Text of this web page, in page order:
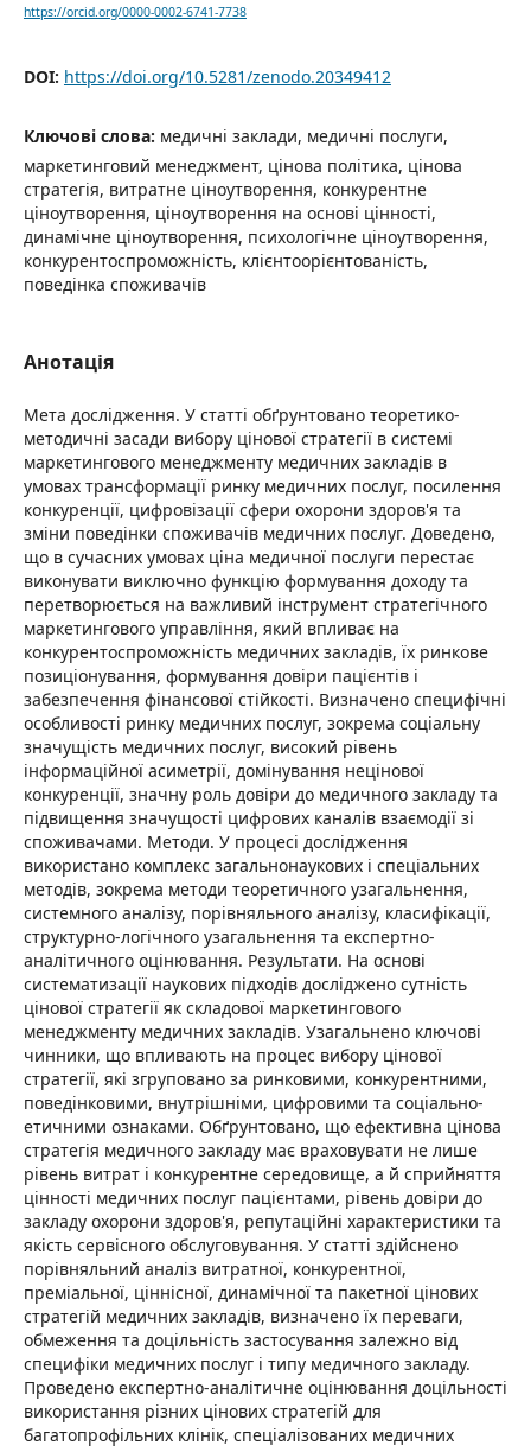
https://orcid.org/0000-0002-6741-7738
DOI: https://doi.org/10.5281/zenodo.20349412
Ключові слова: медичні заклади, медичні послуги,
маркетинговий менеджмент, цінова політика, цінова
стратегія, витратне ціноутворення, конкурентне
ціноутворення, ціноутворення на основі цінності,
динамічне ціноутворення, психологічне ціноутворення,
конкурентоспроможність, клієнтоорієнтованість,
поведінка споживачів
Анотація
Мета дослідження. У статті обґрунтовано теоретико-
методичні засади вибору цінової стратегії в системі
маркетингового менеджменту медичних закладів в
умовах трансформації ринку медичних послуг, посилення
конкуренції, цифровізації сфери охорони здоров'я та
зміни поведінки споживачів медичних послуг. Доведено,
що в сучасних умовах ціна медичної послуги перестає
виконувати виключно функцію формування доходу та
перетворюється на важливий інструмент стратегічного
маркетингового управління, який впливає на
конкурентоспроможність медичних закладів, їх ринкове
позиціонування, формування довіри пацієнтів і
забезпечення фінансової стійкості. Визначено специфічні
особливості ринку медичних послуг, зокрема соціальну
значущість медичних послуг, високий рівень
інформаційної асиметрії, домінування нецінової
конкуренції, значну роль довіри до медичного закладу та
підвищення значущості цифрових каналів взаємодії зі
споживачами. Методи. У процесі дослідження
використано комплекс загальнонаукових і спеціальних
методів, зокрема методи теоретичного узагальнення,
системного аналізу, порівняльного аналізу, класифікації,
структурно-логічного узагальнення та експертно-
аналітичного оцінювання. Результати. На основі
систематизації наукових підходів досліджено сутність
цінової стратегії як складової маркетингового
менеджменту медичних закладів. Узагальнено ключові
чинники, що впливають на процес вибору цінової
стратегії, які згруповано за ринковими, конкурентними,
поведінковими, внутрішніми, цифровими та соціально-
етичними ознаками. Обґрунтовано, що ефективна цінова
стратегія медичного закладу має враховувати не лише
рівень витрат і конкурентне середовище, а й сприйняття
цінності медичних послуг пацієнтами, рівень довіри до
закладу охорони здоров'я, репутаційні характеристики та
якість сервісного обслуговування. У статті здійснено
порівняльний аналіз витратної, конкурентної,
преміальної, ціннісної, динамічної та пакетної цінових
стратегій медичних закладів, визначено їх переваги,
обмеження та доцільність застосування залежно від
специфіки медичних послуг і типу медичного закладу.
Проведено експертно-аналітичне оцінювання доцільності
використання різних цінових стратегій для
багатопрофільних клінік, спеціалізованих медичних